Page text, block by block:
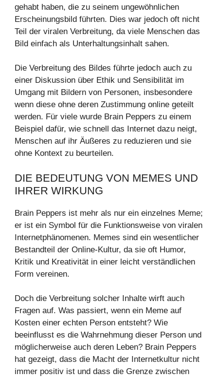
gehabt haben, die zu seinem ungewöhnlichen
Erscheinungsbild führten. Dies war jedoch oft nicht
Teil der viralen Verbreitung, da viele Menschen das
Bild einfach als Unterhaltungsinhalt sahen.
Die Verbreitung des Bildes führte jedoch auch zu
einer Diskussion über Ethik und Sensibilität im
Umgang mit Bildern von Personen, insbesondere
wenn diese ohne deren Zustimmung online geteilt
werden. Für viele wurde Brain Peppers zu einem
Beispiel dafür, wie schnell das Internet dazu neigt,
Menschen auf ihr Äußeres zu reduzieren und sie
ohne Kontext zu beurteilen.
DIE BEDEUTUNG VON MEMES UND
IHRER WIRKUNG
Brain Peppers ist mehr als nur ein einzelnes Meme;
er ist ein Symbol für die Funktionsweise von viralen
Internetphänomenen. Memes sind ein wesentlicher
Bestandteil der Online-Kultur, da sie oft Humor,
Kritik und Kreativität in einer leicht verständlichen
Form vereinen.
Doch die Verbreitung solcher Inhalte wirft auch
Fragen auf. Was passiert, wenn ein Meme auf
Kosten einer echten Person entsteht? Wie
beeinflusst es die Wahrnehmung dieser Person und
möglicherweise auch deren Leben? Brain Peppers
hat gezeigt, dass die Macht der Internetkultur nicht
immer positiv ist und dass die Grenze zwischen